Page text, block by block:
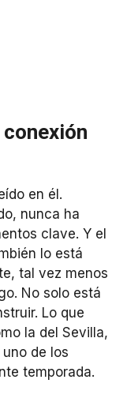
en él.
nunca ha
clave. Y el
lo está
tal vez menos
No solo está
Lo que
la del Sevilla,
de los
temporada.